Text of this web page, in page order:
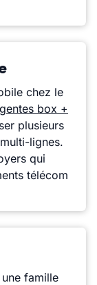
chez le
box +
plusieurs
lignes.
qui
télécom
famille